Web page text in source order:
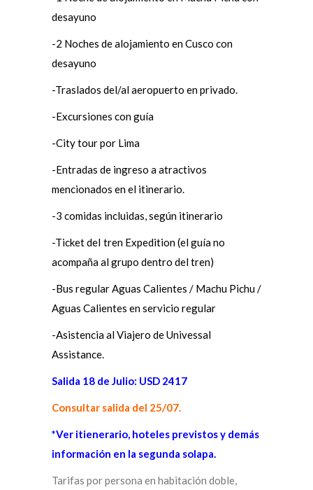
desayuno
-2 Noches de alojamiento en Cusco con
desayuno
-Traslados del/al aeropuerto en privado.
-Excursiones con guía
-City tour por Lima
-Entradas de ingreso a atractivos
mencionados en el itinerario.
-3 comidas incluidas, según itinerario
-Ticket deI tren Expedition (el guía no
acompaña al grupo dentro del tren)
-Bus regular Aguas Calientes / Machu Pichu /
Aguas Calientes en servicio regular
-Asistencia al Viajero de Univessal
Assistance.
Salida 18 de Julio: USD 2417
Consultar salida del 25/07.
*Ver itienerario, hoteles previstos y demás
información en la segunda solapa.
Tarifas por persona en habitación doble,